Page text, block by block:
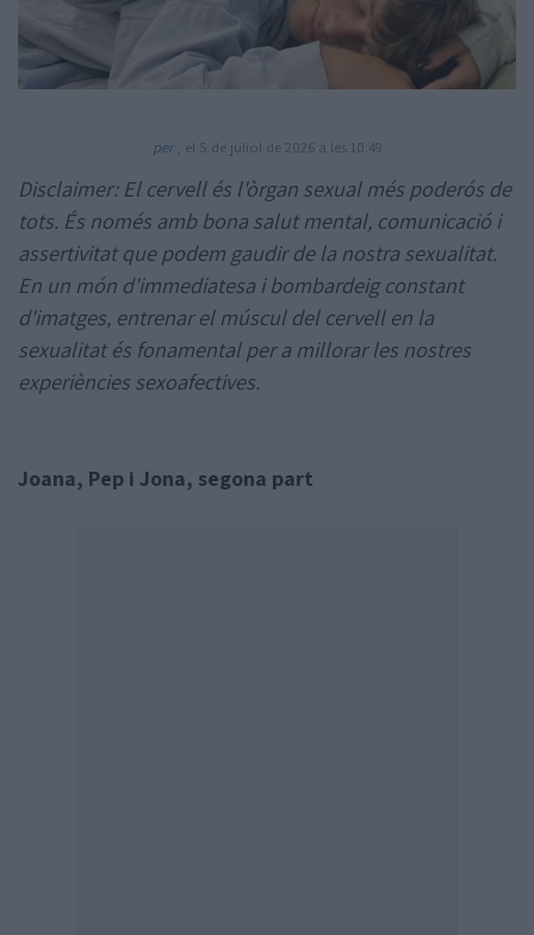
Amb la col·laboració de:
per , el 5 de juliol de 2026 a les 10:49
Disclaimer: El cervell és l'òrgan sexual més poderós de
tots. És només amb bona salut mental, comunicació i
assertivitat que podem gaudir de la nostra sexualitat.
En un món d'immediatesa i bombardeig constant
d'imatges, entrenar el múscul del cervell en la
sexualitat és fonamental per a millorar les nostres
experiències sexoafectives.
Joana, Pep i Jona, segona part